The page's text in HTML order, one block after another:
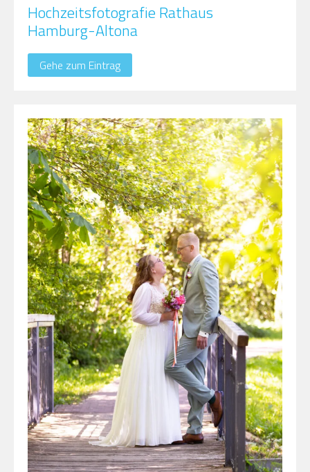
Hochzeitsfotografie Rathaus
Hamburg-Altona
Gehe zum Eintrag